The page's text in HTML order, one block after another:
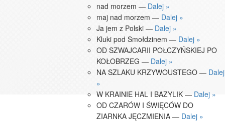
nad morzem — Dalej »
maj nad morzem — Dalej »
Ja jem z Polski — Dalej »
Kluki pod Smołdzinem — Dalej »
OD SZWAJCARII POŁCZYŃSKIEJ PO
KOŁOBRZEG — Dalej »
NA SZLAKU KRZYWOUSTEGO — Dalej
»
W KRAINIE HAL I BAZYLIK — Dalej »
OD CZARÓW I ŚWIĘCÓW DO
ZIARNKA JĘCZMIENIA — Dalej »